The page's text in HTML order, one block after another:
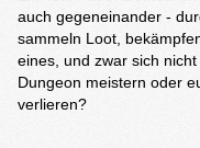
auch gegeneinander -
sammeln Loot,
eines, und zwar sich
Dungeon meistern oder
verlieren?